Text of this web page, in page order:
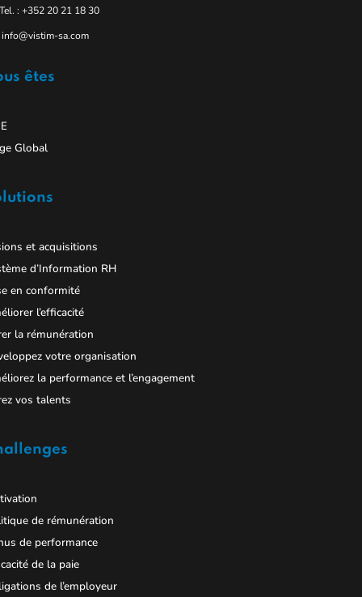
Tel. : +352 20 21 18 30
info@vistim-sa.com
êtes
Global
et acquisitions
d’Information RH
en conformité
l’efficacité
la rémunération
votre organisation
la performance et l’engagement
vos talents
de rémunération
de performance
de la paie
de l’employeur